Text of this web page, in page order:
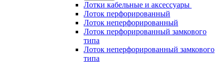
Лотки кабельные и аксессуары
Лоток перфорированный
Лоток неперфорированный
Лоток перфорированный замкового
типа
Лоток неперфорированный замкового
типа